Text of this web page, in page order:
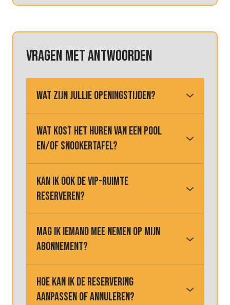
vragen met antwoorden
wat zijn jullie openingstijden?
● Zaterdag: 12:00-1:30
● Zondag: 12:00-0:30
wat kost het huren van een pool
en/of snookertafel?
kan ik ook de vip-ruimte
reserveren?
mag ik iemand mee nemen op mijn
abonnement?
komt spelen die geen abonnement
heeft, wordt de helft van de tafelprijs
hoe kan ik de reservering
aanpassen of annuleren?